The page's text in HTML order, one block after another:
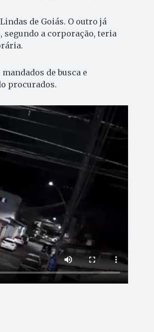
de Goiás. O outro já
segundo a corporação, teria
de busca e
procurados.